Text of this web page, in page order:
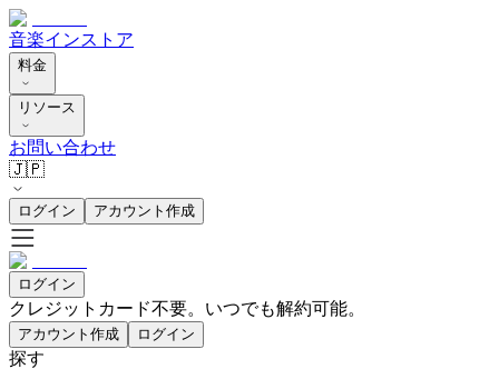
音楽インストア
料金
リソース
お問い合わせ
🇯🇵
ログイン アカウント作成
ログイン
クレジットカード不要。いつでも解約可能。
アカウント作成 ログイン
探す